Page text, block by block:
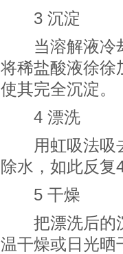
3 沉淀
当溶解液冷
将稀盐酸液徐徐
使其完全沉淀。
4 漂洗
用虹吸法吸去
除水，如此反复
5 干燥
把漂洗后的沉
温干燥或日光晒